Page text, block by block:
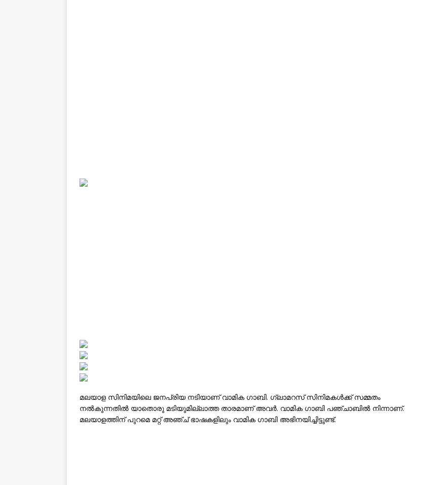
മലയാള സിനിമയിലെ ജനപ്രിയ നടിയാണ് വാമിക ഗാബി. ഗ്ലാമറസ് സിനിമകൾക്ക് സമ്മതം
നൽകുന്നതിൽ യാതൊരു മടിയുമില്ലാത്ത താരമാണ് അവർ. വാമിക ഗാബി പഞ്ചാബിൽ നിന്നാണ്.
മലയാളത്തിന് പുറമെ മറ്റ് അഞ്ച് ഭാഷകളിലും വാമിക ഗാബി അഭിനയിച്ചിട്ടുണ്ട്.